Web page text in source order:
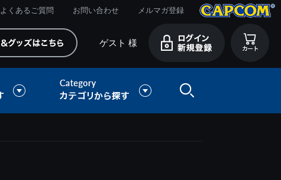
よくあるご質問 お問い合わせ メルマガ登録
ゲスト 様